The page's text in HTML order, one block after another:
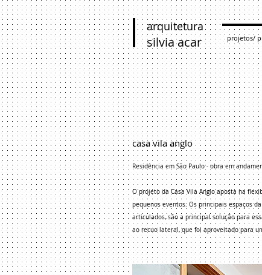
projetos/
arquitetura
silvia acar
casa vila anglo
Residência em São Paulo - obra em
O projeto da Casa Vila Anglo aposta na
pequenos eventos. Os principais espaços
articulados, são a principal solução para
ao recuo lateral, que foi aproveitado para